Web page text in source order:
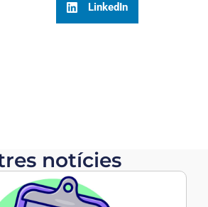
LinkedIn
notícies